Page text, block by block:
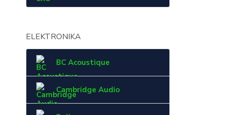
ELEKTRONIKA
BC Acoustique
Cambridge Audio